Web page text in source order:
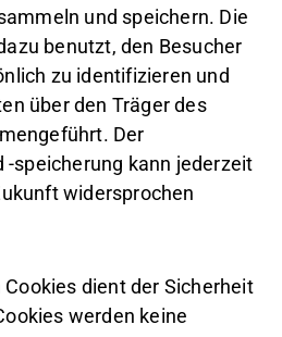
und speichern. Die
benutzt, den Besucher
zu identifizieren und
über den Träger des
Der
-speicherung kann jederzeit
widersprochen
dient der Sicherheit
werden keine